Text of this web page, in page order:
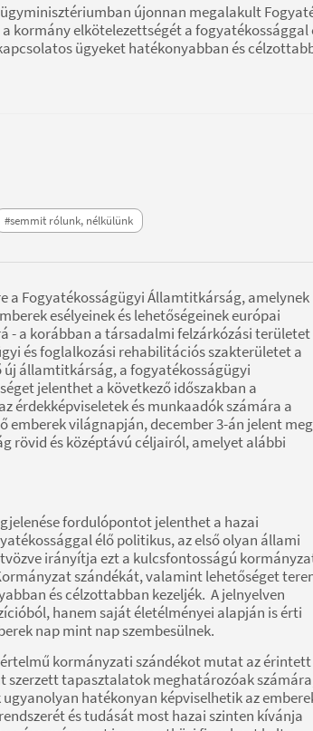
újonnan megalakult
elkötelezettségét a fogyatékossággal
ügyeket hatékonyabban és
#semmit rólunk, nélkülünk
a Fogyatékosságügyi Államtitkárság, amelynek
esélyeinek és lehetőségeinek európai
- a korábban a társadalmi felzárkózási területet
és foglalkozási rehabilitációs szakterületet a
államtitkárság, a fogyatékosságügyi
jelenthet a következő időszakban a
érdekképviseletek és munkaadók számára a
világnapján, december 3-án jelent meg
rövid és középtávú céljairól, amelyet alábbi
fordulópontot jelenthet a hazai
élő politikus, az első olyan állami
irányítja ezt a kulcsfontosságú
szándékát, valamint lehetőséget
és célzottabban kezeljék. A jelnyelven
hanem saját életélményei alapján is érti
nap mint nap szembesülnek.
kormányzati szándékot mutat az érintett
szerzett tapasztalatok meghatározóak
hatékonyan képviselhetik az
és tudását most hazai szinten kívánja